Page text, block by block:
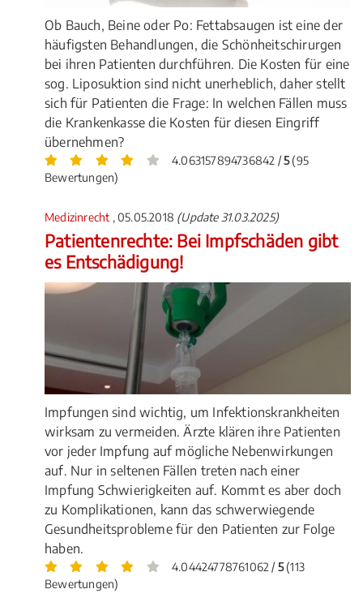
Ob Bauch, Beine oder Po: Fettabsaugen ist eine der
häufigsten Behandlungen, die Schönheitschirurgen
bei ihren Patienten durchführen. Die Kosten für eine
sog. Liposuktion sind nicht unerheblich, daher stellt
sich für Patienten die Frage: In welchen Fällen muss
die Krankenkasse die Kosten für diesen Eingriff
übernehmen?
4.063157894736842 /5(95
Bewertungen)
Medizinrecht , 05.05.2018 (Update 31.03.2025)
Patientenrechte: Bei Impfschäden gibt
es Entschädigung!
Impfungen sind wichtig, um Infektionskrankheiten
wirksam zu vermeiden. Ärzte klären ihre Patienten
vor jeder Impfung auf mögliche Nebenwirkungen
auf. Nur in seltenen Fällen treten nach einer
Impfung Schwierigkeiten auf. Kommt es aber doch
zu Komplikationen, kann das schwerwiegende
Gesundheitsprobleme für den Patienten zur Folge
haben.
4.04424778761062 / 5(113
Bewertungen)